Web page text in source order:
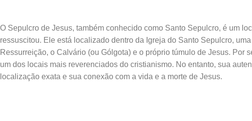
O Sepulcro de Jesus, também conhecido como Santo Sepulcro, é um
ressuscitou. Ele está localizado dentro da Igreja do Santo Sepulcro,
Ressurreição, o Calvário (ou Gólgota) e o próprio túmulo de Jesus.
um dos locais mais reverenciados do cristianismo. No entanto, sua
localização exata e sua conexão com a vida e a morte de Jesus.